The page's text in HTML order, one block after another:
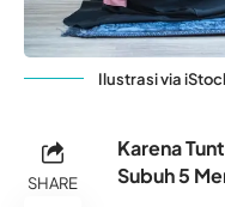
Ilustrasi via
SHARE
Karena
Subuh 5